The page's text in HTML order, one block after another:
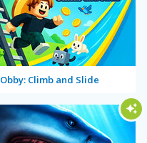
Obby: Climb and Slide